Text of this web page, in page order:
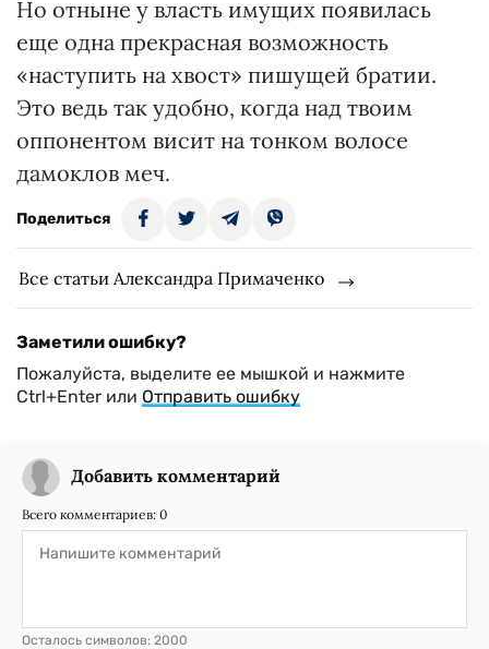
Но отныне у власть имущих появилась
еще одна прекрасная возможность
«наступить на хвост» пишущей братии.
Это ведь так удобно, когда над твоим
оппонентом висит на тонком волосе
дамоклов меч.
Поделиться
Все статьи Александра Примаченко
Заметили ошибку?
Пожалуйста, выделите ее мышкой и нажмите
Ctrl+Enter или Отправить ошибку
Добавить комментарий
Всего комментариев: 0
Осталось символов: 2000